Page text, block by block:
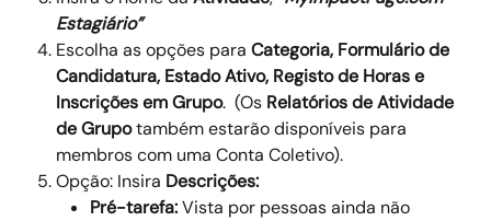
Estagiário”
Escolha as opções para Categoria, Formulário de
Candidatura, Estado Ativo, Registo de Horas e
Inscrições em Grupo.  (Os Relatórios de Atividade
de Grupo também estarão disponíveis para
membros com uma Conta Coletivo).
Opção: Insira Descrições:
Pré-tarefa: Vista por pessoas ainda não